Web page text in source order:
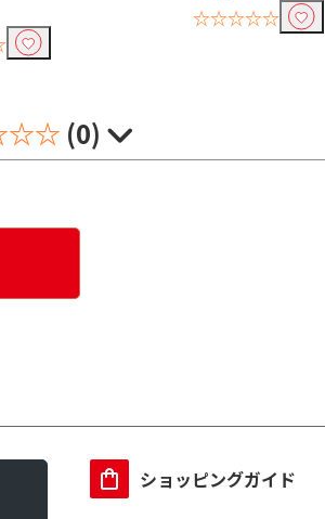
☆☆☆☆☆
(0)
ショッピングガイド